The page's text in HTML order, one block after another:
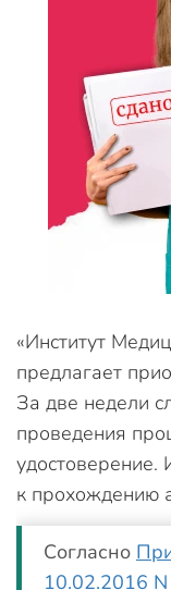
«Институт
предлагает
За две недели
проведения
удостоверение.
к прохождению
Согласно
10.02.2016